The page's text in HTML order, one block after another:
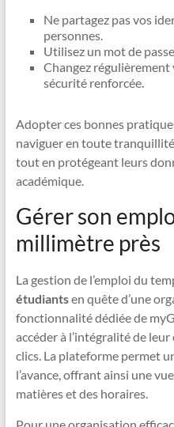
Ne partagez pas vos
personnes.
Utilisez un mot de
Changez
sécurité renforcée.
Adopter ces bonnes
naviguer en toute
tout en protégeant leurs
académique.
Gérer son
millimètre près
La gestion de l’emploi du
étudiantsen quête d’une
fonctionnalité dédiée de
accéder à l’intégralité de
clics. La plateforme permet
l’avance, offrant ainsi une
matières et des horaires.